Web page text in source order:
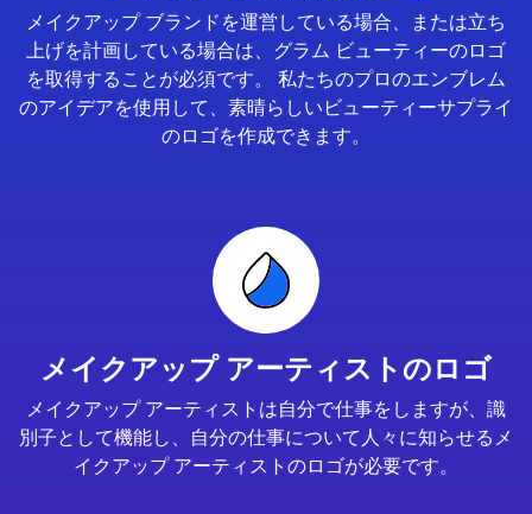
メイクアップ ブランドを運営している場合、または立ち
上げを計画している場合は、グラム ビューティーのロゴ
を取得することが必須です。 私たちのプロのエンブレム
のアイデアを使用して、素晴らしいビューティーサプライ
のロゴを作成できます。
メイクアップ アーティストのロゴ
メイクアップ アーティストは自分で仕事をしますが、識
別子として機能し、自分の仕事について人々に知らせるメ
イクアップ アーティストのロゴが必要です。